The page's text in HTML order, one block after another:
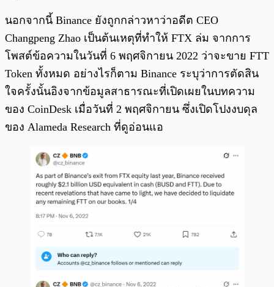
นอกจากนี้ Binance ยังถูกกล่าวหาว่าอดีต CEO
Changpeng Zhao เป็นต้นเหตุที่ทำให้ FTX ล่ม จากการ
โพสต์ข้อความในวันที่ 6 พฤศจิกายน 2022 ว่าจะขาย FTT
Token ทั้งหมด อย่างไรก็ตาม Binance ระบุว่าการตัดสิน
ใจครั้งนั้นอิงจากข้อมูลสาธารณะที่เปิดเผยในบทความ
ของ CoinDesk เมื่อวันที่ 2 พฤศจิกายน ซึ่งเปิดโปงงบดุล
ของ Alameda Research ที่ดูอ่อนแอ